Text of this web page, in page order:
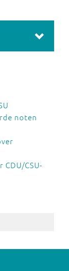
noten
CSU-